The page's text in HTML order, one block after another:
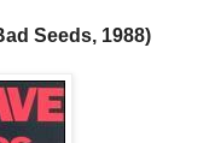
Seeds, 1988)